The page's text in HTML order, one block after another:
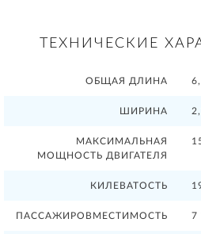
ТЕХНИЧЕСКИЕ
ОБЩАЯ ДЛИНА
ШИРИНА
МАКСИМАЛЬНАЯ
МОЩНОСТЬ ДВИГАТЕЛЯ
КИЛЕВАТОСТЬ
ПАССАЖИРОВМЕСТИМОСТЬ 7